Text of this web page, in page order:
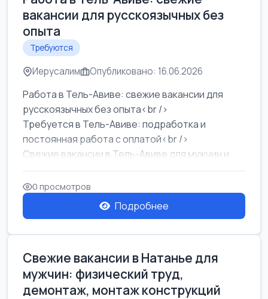
вакансии для русскоязычных без
опыта
Требуются
Иерусалим Опубликовано: 16.06.2026
Работа в Тель-Авиве: свежие вакансии для
русскоязычных без опыта<br />
Требуется в Тель-Авиве: подработка и
постоянная работа с оплатой<br />
Свежие вакансии в Тель-Авиве для мужчин и
женщин от хозя...
0 просмотров
Подробнее
Свежие вакансии в Натанье для
мужчин: физический труд,
демонтаж, монтаж конструкций